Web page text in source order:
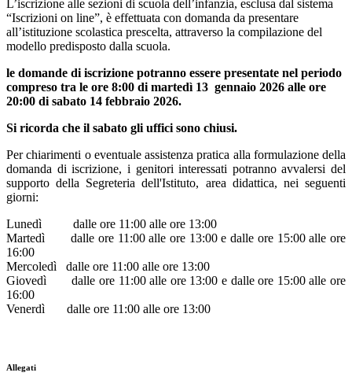
L’iscrizione alle sezioni di scuola dell’infanzia, esclusa dal sistema
“Iscrizioni on line”, è effettuata con domanda da presentare
all’istituzione scolastica prescelta, attraverso la compilazione del
modello predisposto dalla scuola.
le domande di iscrizione potranno essere presentate nel periodo
compreso tra le ore 8:00 di martedì 13 gennaio 2026 alle ore
20:00 di sabato 14 febbraio 2026.
Si ricorda che il sabato gli uffici sono chiusi.
Per chiarimenti o eventuale assistenza pratica alla formulazione della
domanda di iscrizione, i genitori interessati potranno avvalersi del
supporto della Segreteria dell'Istituto, area didattica, nei seguenti
giorni:
Lunedì dalle ore 11:00 alle ore 13:00
Martedì dalle ore 11:00 alle ore 13:00 e dalle ore 15:00 alle ore
16:00
Mercoledì dalle ore 11:00 alle ore 13:00
Giovedì dalle ore 11:00 alle ore 13:00 e dalle ore 15:00 alle ore
16:00
Venerdì dalle ore 11:00 alle ore 13:00
Allegati